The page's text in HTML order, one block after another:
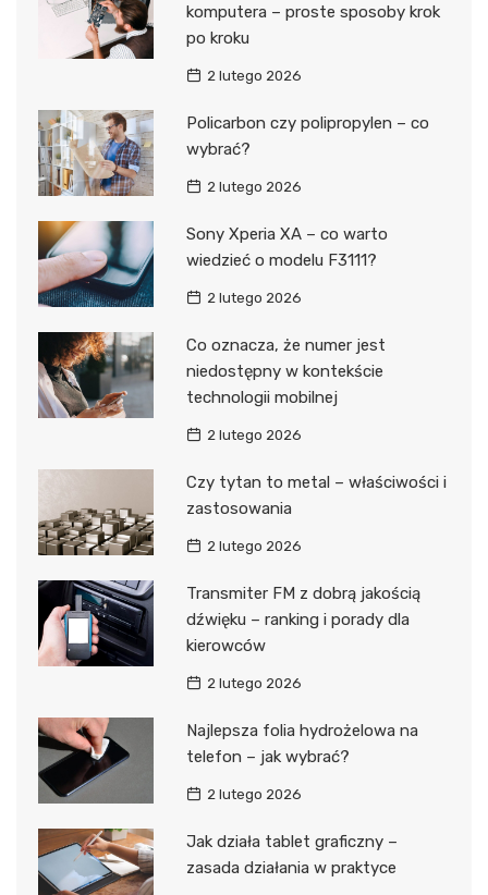
komputera – proste sposoby krok
po kroku
2 lutego 2026
Policarbon czy polipropylen – co
wybrać?
2 lutego 2026
Sony Xperia XA – co warto
wiedzieć o modelu F3111?
2 lutego 2026
Co oznacza, że numer jest
niedostępny w kontekście
technologii mobilnej
2 lutego 2026
Czy tytan to metal – właściwości i
zastosowania
2 lutego 2026
Transmiter FM z dobrą jakością
dźwięku – ranking i porady dla
kierowców
2 lutego 2026
Najlepsza folia hydrożelowa na
telefon – jak wybrać?
2 lutego 2026
Jak działa tablet graficzny –
zasada działania w praktyce